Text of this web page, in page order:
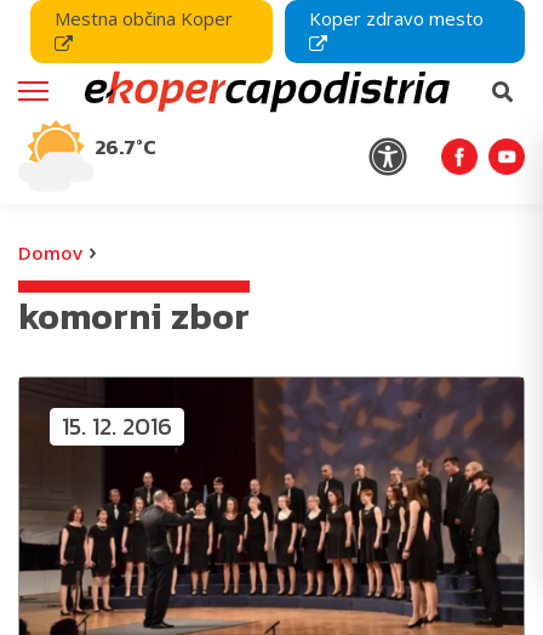
Mestna občina Koper Koper zdravo mesto
26.7°C
Domov ›
komorni zbor
15. 12. 2016